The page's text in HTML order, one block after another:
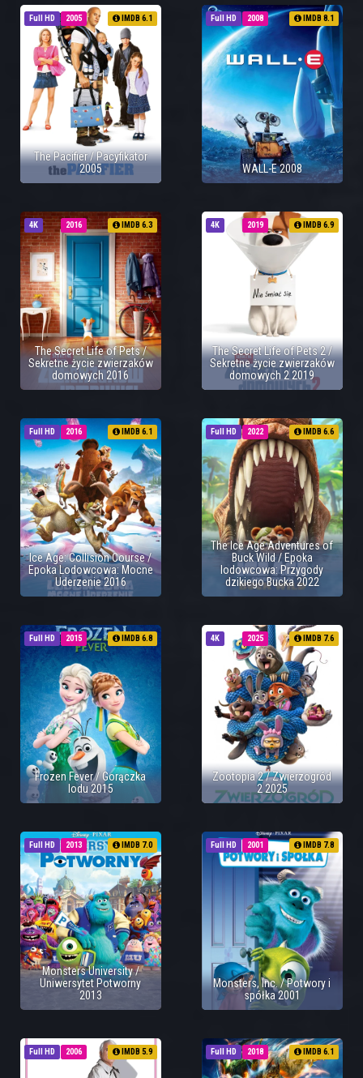
Full HD 2005 IMDB 6.1
The Pacifier / Pacyfikator
2005
Full HD 2008 IMDB 8.1
WALL-E 2008
4K 2016 IMDB 6.3
The Secret Life of Pets /
Sekretne życie zwierzaków
domowych 2016
4K 2019 IMDB 6.9
The Secret Life of Pets 2 /
Sekretne życie zwierzaków
domowych 2 2019
Full HD 2016 IMDB 6.1
Ice Age: Collision Course /
Epoka Lodowcowa: Mocne
Uderzenie 2016
Full HD 2022 IMDB 6.6
The Ice Age Adventures of
Buck Wild / Epoka
lodowcowa: Przygody
dzikiego Bucka 2022
Full HD 2015 IMDB 6.8
Frozen Fever / Gorączka
lodu 2015
4K 2025 IMDB 7.6
Zootopia 2 / Zwierzogród
2 2025
Full HD 2013 IMDB 7.0
Monsters University /
Uniwersytet Potworny
2013
Full HD 2001 IMDB 7.8
Monsters, Inc. / Potwory i
spółka 2001
Full HD 2006 IMDB 5.9 Full HD 2018 IMDB 6.1